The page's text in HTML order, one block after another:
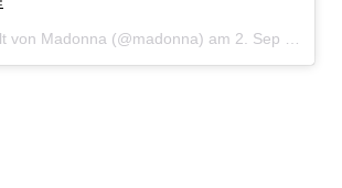
von Madonna (@madonna) am 2. Sep 2017 um 10:02 Uhr